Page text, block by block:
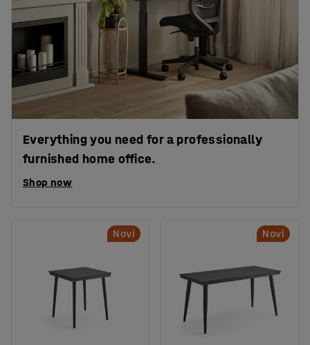
Everything you need for a professionally
furnished home office.
Shop now
Novi Novi